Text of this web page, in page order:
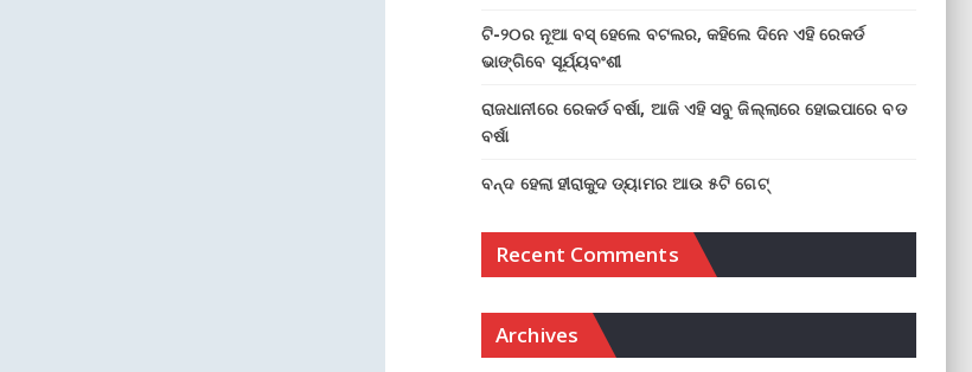
ଟି-୨୦ର ନୂଆ ବସ୍ ହେଲେ ବଟଲର, କହିଲେ ଦିନେ ଏହି ରେକର୍ଡ
ଭାଙ୍ଗିବେ ସୂର୍ଯ୍ୟବଂଶୀ
ରାଜଧାନୀରେ ରେକର୍ଡ ବର୍ଷା, ଆଜି ଏହି ସବୁ ଜିଲ୍ଲାରେ ହୋଇପାରେ ବଡ
ବର୍ଷା
ବନ୍ଦ ହେଲା ହୀରାକୁଦ ଡ୍ୟାମର ଆଉ ୫ଟି ଗେଟ୍
Recent Comments
Archives